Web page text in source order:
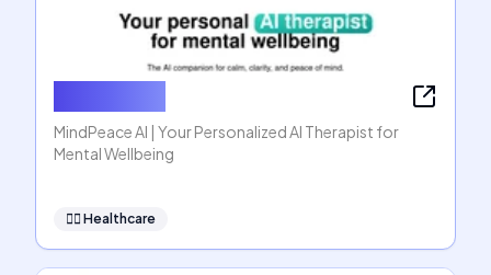
MindPeace AI | Your Personalized AI Therapist for
Mental Wellbeing
👩‍⚕️ Healthcare